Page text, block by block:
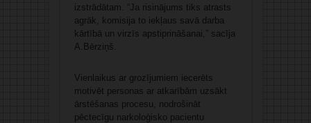
izstrādātam. “Ja risinājums tiks atrasts
agrāk, komisija to iekļaus savā darba
kārtībā un virzīs apstiprināšanai,” sacīja
A.Bērziņš.
Vienlaikus ar grozījumiem iecerēts
motivēt personas ar atkarībām uzsākt
ārstēšanas procesu, nodrošināt
pēctecīgu narkoloģisko pacientu